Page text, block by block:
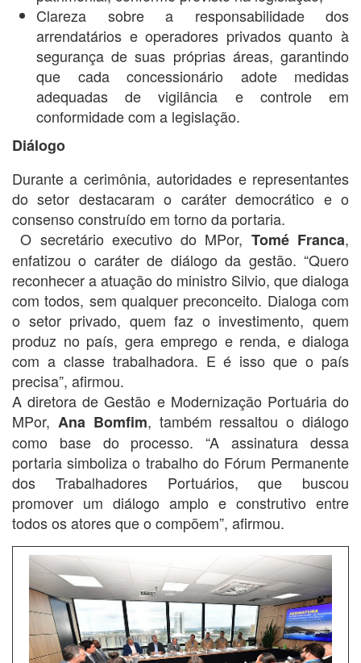
Clareza sobre a responsabilidade dos
arrendatários e operadores privados quanto à
segurança de suas próprias áreas, garantindo
que cada concessionário adote medidas
adequadas de vigilância e controle em
conformidade com a legislação.
Diálogo
Durante a cerimônia, autoridades e representantes
do setor destacaram o caráter democrático e o
consenso construído em torno da portaria.
O secretário executivo do MPor, Tomé Franca,
enfatizou o caráter de diálogo da gestão. “Quero
reconhecer a atuação do ministro Silvio, que dialoga
com todos, sem qualquer preconceito. Dialoga com
o setor privado, quem faz o investimento, quem
produz no país, gera emprego e renda, e dialoga
com a classe trabalhadora. E é isso que o país
precisa”, afirmou.
A diretora de Gestão e Modernização Portuária do
MPor, Ana Bomfim, também ressaltou o diálogo
como base do processo. “A assinatura dessa
portaria simboliza o trabalho do Fórum Permanente
dos Trabalhadores Portuários, que buscou
promover um diálogo amplo e construtivo entre
todos os atores que o compõem”, afirmou.